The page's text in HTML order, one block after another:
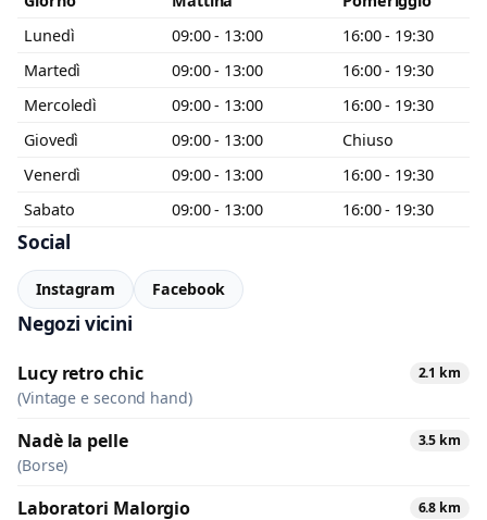
Lunedì
09:00 - 13:00
16:00 - 19:30
Martedì
09:00 - 13:00
16:00 - 19:30
Mercoledì
09:00 - 13:00
16:00 - 19:30
Giovedì
09:00 - 13:00
Chiuso
Venerdì
09:00 - 13:00
16:00 - 19:30
Sabato
09:00 - 13:00 16:00 - 19:30
Social
Instagram Facebook
Negozi vicini
Lucy retro chic 2.1 km
(Vintage e second hand)
Nadè la pelle 3.5 km
(Borse)
Laboratori Malorgio 6.8 km